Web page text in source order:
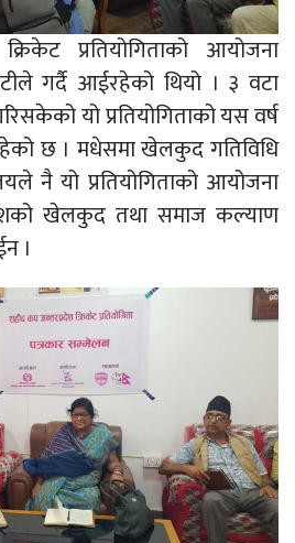
प्रतियोगिताको आयोजना
गर्दै आईरहेको थियो । ३ वटा
यो प्रतियोगिताको यस वर्ष
छ । मधेसमा खेलकुद गतिविधि
नै यो प्रतियोगिताको आयोजना
खेलकुद तथा समाज कल्याण
।